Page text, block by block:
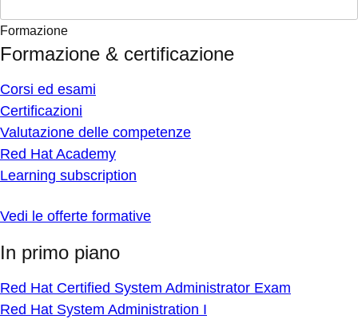
Formazione
Formazione & certificazione
Corsi ed esami
Certificazioni
Valutazione delle competenze
Red Hat Academy
Learning subscription
Vedi le offerte formative
In primo piano
Red Hat Certified System Administrator Exam
Red Hat System Administration I